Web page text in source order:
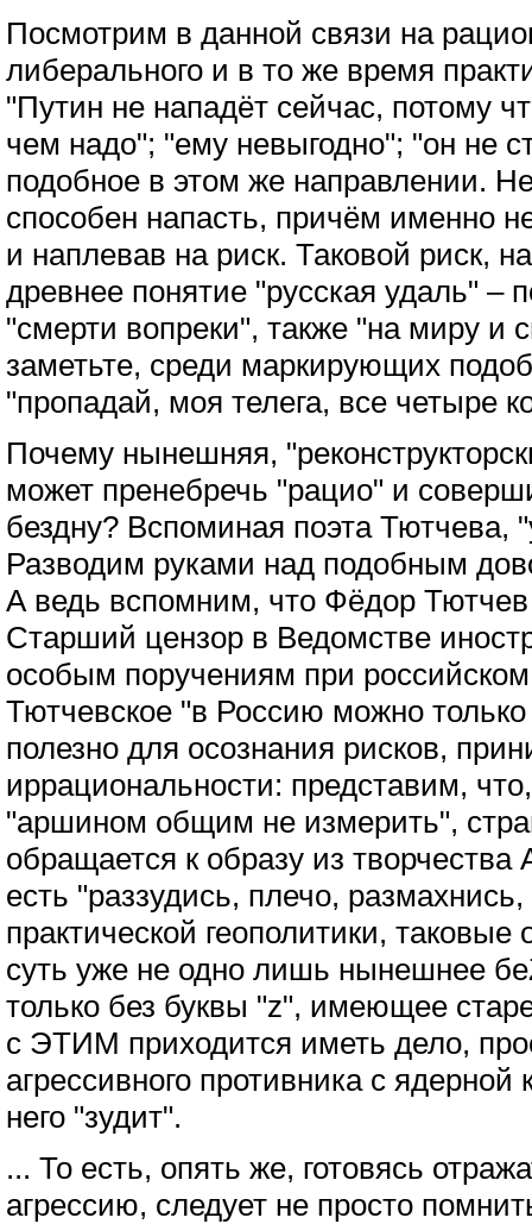
Посмотрим в данной связи на
либерального и в то же время
"Путин не нападёт сейчас, потому
чем надо"; "ему невыгодно"; "он не
подобное в этом же направлении.
способен напасть, причём именно
и наплевав на риск. Таковой риск,
древнее понятие "русская удаль" –
"смерти вопреки", также "на миру и
заметьте, среди маркирующих
"пропадай, моя телега, все четыре
Почему нынешняя,
может пренебречь "рацио" и
бездну? Вспоминая поэта Тютчева,
Разводим руками над подобным
А ведь вспомним, что Фёдор Тютчев
Старший цензор в Ведомстве
особым поручениям при
Тютчевское "в Россию можно только
полезно для осознания рисков,
иррациональности: представим,
"аршином общим не измерить",
обращается к образу из творчества
есть "раззудись, плечо,
практической геополитики, таковые
суть уже не одно лишь нынешнее
только без буквы "z", имеющее
с ЭТИМ приходится иметь дело,
агрессивного противника с ядерной
него "зудит".
... То есть, опять же, готовясь
агрессию, следует не просто